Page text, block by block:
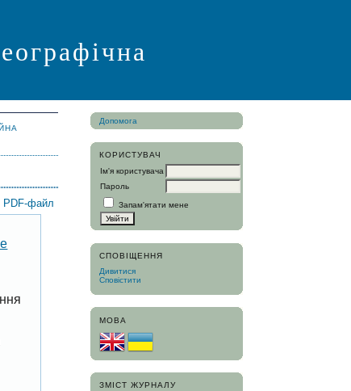
Допомога
КОРИСТУВАЧ
Ім'я користувача
Пароль
Запам'ятати мене
СПОВІЩЕННЯ
Дивитися
Сповістити
МОВА
ЗМІСТ ЖУРНАЛУ
PDF-файл